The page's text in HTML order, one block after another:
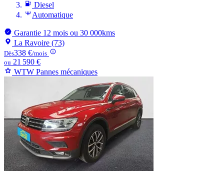
Diesel
Automatique
Garantie 12 mois ou 30 000kms
La Ravoire (73)
Dès338 €/mois
ou 21 590 €
WTW Pannes mécaniques